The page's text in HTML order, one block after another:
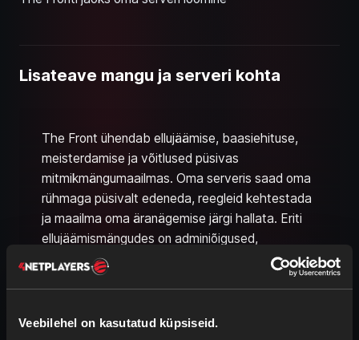
Veebilehel on kasutatud küpsiseid.
Lisateave mangu ja serveri kohta
The Front ühendab ellujäämise, baasiehituse,
meisterdamise ja võitlused püsivas
mitmikmängumaailmas. Oma serveris saad oma
rühmaga püsivalt edeneda, reegleid kehtestada
ja maailma oma äranägemise järgi hallata. Eriti
ellujäämismängudes on adminiõigused,
salvestused ja selge serveriteave olulised.
haldamine